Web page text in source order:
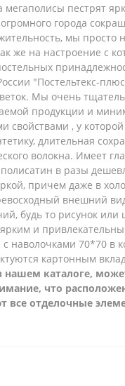
пестрят
города
мы
же на настроение с
"Постельтекс-
Мы очень
продукции и
свойствами , у
длительная
волокна. Имеет
в разы
причем даже в
внешний
будь то рисунок или
и
наволочками 70*70 в
картонным
каталоге,
что
все отделочные